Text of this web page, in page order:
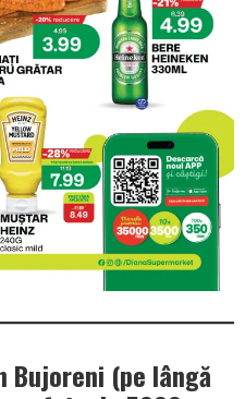
Bujoreni (pe lângă